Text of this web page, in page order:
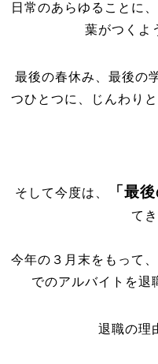
日常のあらゆることに
葉がつくよ
最後の春休み、最後の
つひとつに、じんわり
そして今度は、 「最
て
今年の３月末をもって
でのアルバイトを退
退職の理